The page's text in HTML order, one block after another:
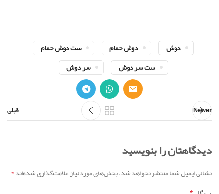
دوش دوش حمام
ست دوش حمام
ست سر دوش
سر دوش
Newer قبلی
دیدگاهتان را بنویسید
نشانی ایمیل شما منتشر نخواهد شد.بخش‌های موردنیاز علامت‌گذاری شده‌اند*